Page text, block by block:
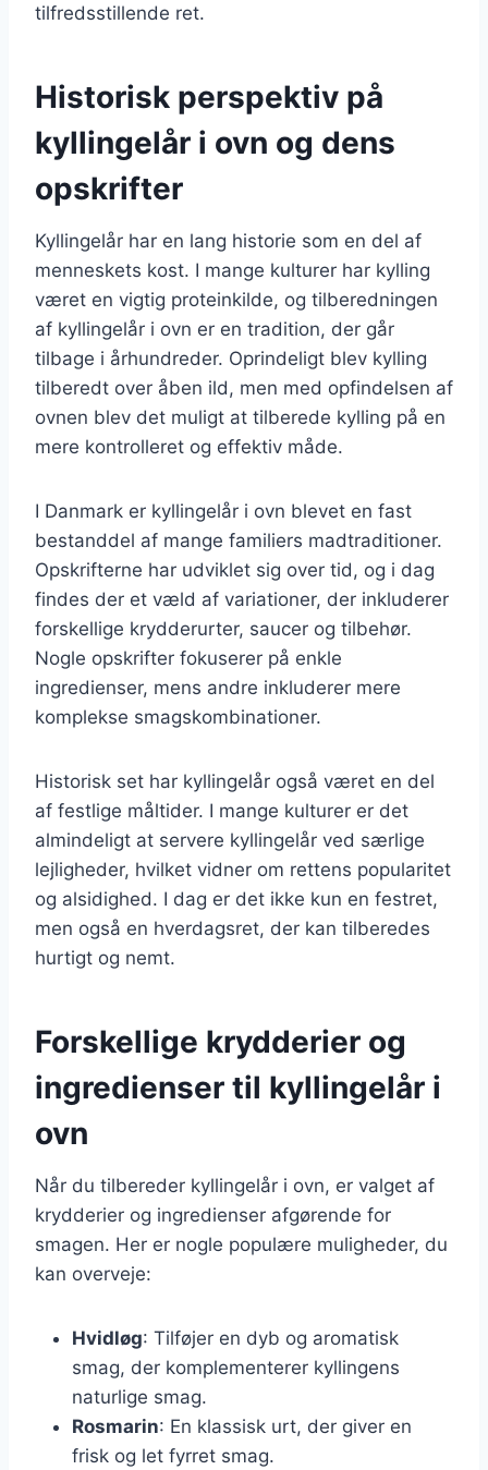
tilfredsstillende ret.
Historisk perspektiv på
kyllingelår i ovn og dens
opskrifter
Kyllingelår har en lang historie som en del af
menneskets kost. I mange kulturer har kylling
været en vigtig proteinkilde, og tilberedningen
af kyllingelår i ovn er en tradition, der går
tilbage i århundreder. Oprindeligt blev kylling
tilberedt over åben ild, men med opfindelsen af
ovnen blev det muligt at tilberede kylling på en
mere kontrolleret og effektiv måde.
I Danmark er kyllingelår i ovn blevet en fast
bestanddel af mange familiers madtraditioner.
Opskrifterne har udviklet sig over tid, og i dag
findes der et væld af variationer, der inkluderer
forskellige krydderurter, saucer og tilbehør.
Nogle opskrifter fokuserer på enkle
ingredienser, mens andre inkluderer mere
komplekse smagskombinationer.
Historisk set har kyllingelår også været en del
af festlige måltider. I mange kulturer er det
almindeligt at servere kyllingelår ved særlige
lejligheder, hvilket vidner om rettens popularitet
og alsidighed. I dag er det ikke kun en festret,
men også en hverdagsret, der kan tilberedes
hurtigt og nemt.
Forskellige krydderier og
ingredienser til kyllingelår i
ovn
Når du tilbereder kyllingelår i ovn, er valget af
krydderier og ingredienser afgørende for
smagen. Her er nogle populære muligheder, du
kan overveje:
Hvidløg: Tilføjer en dyb og aromatisk
smag, der komplementerer kyllingens
naturlige smag.
Rosmarin: En klassisk urt, der giver en
frisk og let fyrret smag.